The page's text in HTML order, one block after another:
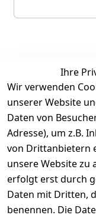
Sie
Keine Sorge.
Ihre
Wir verwenden
unserer Website
Daten von
Adresse), um z.B.
von Drittanbietern
unsere Website zu
erfolgt erst durch
Daten mit Dritten,
benennen. Die